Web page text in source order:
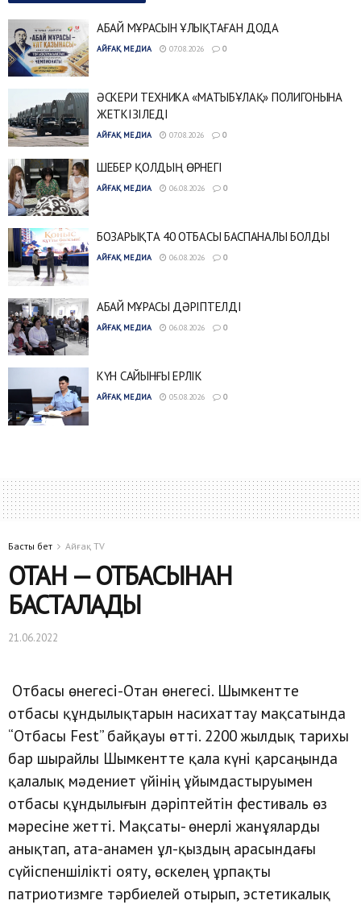
АБАЙ МҰРАСЫН ҰЛЫҚТАҒАН ДОДА
АЙҒАҚ МЕДИА 07.08.2026 0
ӘСКЕРИ ТЕХНИКА «МАТЫБҰЛАҚ» ПОЛИГОНЫНА
ЖЕТКІЗІЛЕДІ
АЙҒАҚ МЕДИА 07.08.2026 0
ШЕБЕР ҚОЛДЫҢ ӨРНЕГІ
АЙҒАҚ МЕДИА 06.08.2026 0
БОЗАРЫҚТА 40 ОТБАСЫ БАСПАНАЛЫ БОЛДЫ
АЙҒАҚ МЕДИА 06.08.2026 0
АБАЙ МҰРАСЫ ДӘРІПТЕЛДІ
АЙҒАҚ МЕДИА 06.08.2026 0
КҮН САЙЫНҒЫ ЕРЛІК
АЙҒАҚ МЕДИА 05.08.2026 0
Басты бет Айғақ TV
ОТАН — ОТБАСЫНАН
БАСТАЛАДЫ
21.06.2022
Отбасы өнегесі-Отан өнегесі. Шымкентте
отбасы құндылықтарын насихаттау мақсатында
“Отбасы Fest” байқауы өтті. 2200 жылдық тарихы
бар шырайлы Шымкентте қала күні қарсаңында
қалалық мәдениет үйінің ұйымдастыруымен
отбасы құндылығын дәріптейтін фестиваль өз
мәресіне жетті. Мақсаты- өнерлі жанұяларды
анықтап, ата-анамен ұл-қыздың арасындағы
сүйіспеншілікті ояту, өскелең ұрпақты
патриотизмге тәрбиелей отырып, эстетикалық